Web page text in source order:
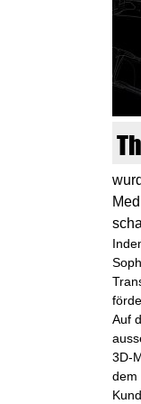
n
u
a
b
o
Auf
3D-
dem